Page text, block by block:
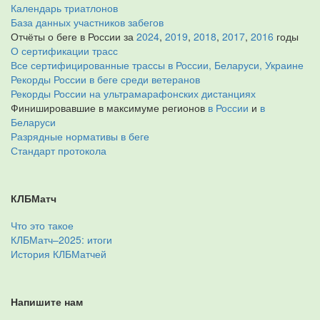
Календарь триатлонов
База данных участников забегов
Отчёты о беге в России за 2024, 2019, 2018, 2017, 2016 годы
О сертификации трасс
Все сертифицированные трассы в России, Беларуси, Украине
Рекорды России в беге среди ветеранов
Рекорды России на ультрамарафонских дистанциях
Финишировавшие в максимуме регионов в России и в
Беларуси
Разрядные нормативы в беге
Стандарт протокола
КЛБМатч
Что это такое
КЛБМатч–2025: итоги
История КЛБМатчей
Напишите нам